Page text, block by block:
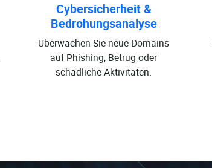
Cybersicherheit &
Bedrohungsanalyse
Überwachen Sie neue Domains
auf Phishing, Betrug oder
schädliche Aktivitäten.